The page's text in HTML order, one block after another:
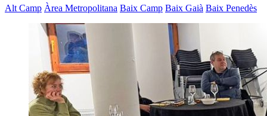
Alt Camp Àrea Metropolitana Baix Camp Baix Gaià Baix Penedès